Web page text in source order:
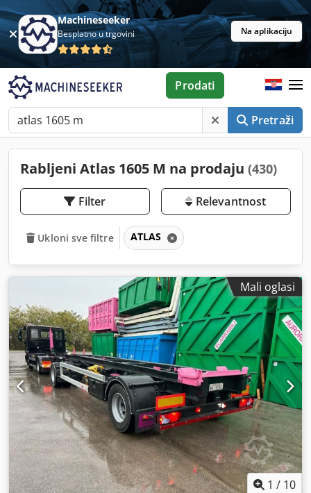
Machineseeker
Besplatno u trgovini Na aplikaciju
Pretraži
Prodati
Rabljeni Atlas 1605 M na prodaju (430)
Filter Relevantnost
Ukloni sve filtre ATLAS
Mali oglasi
1 / 10